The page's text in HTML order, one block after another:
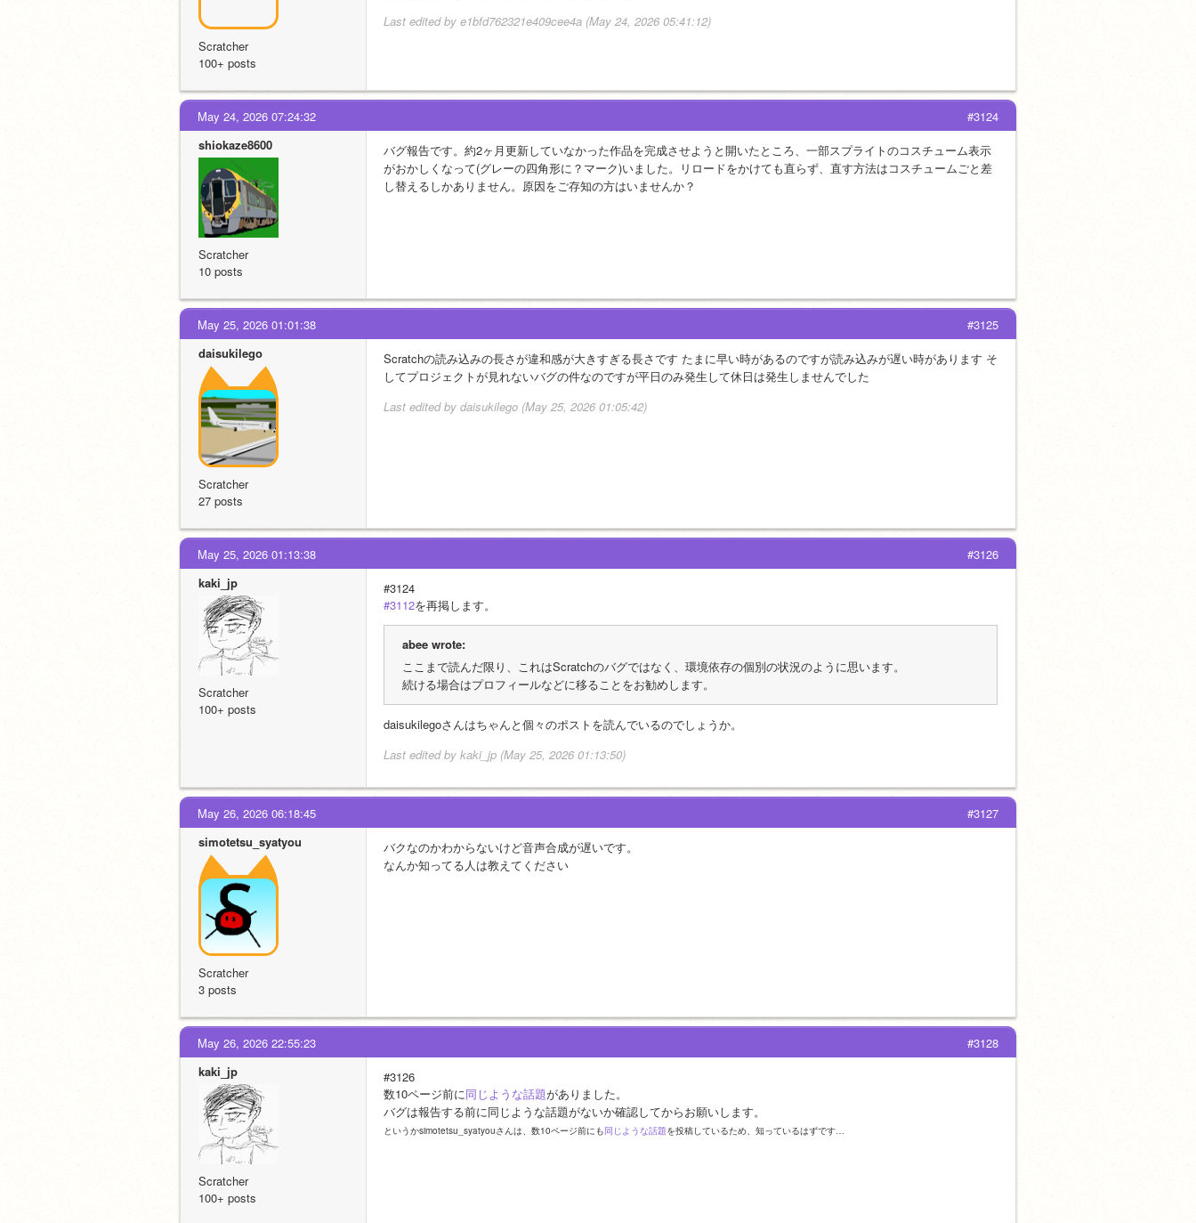
Scratcher
100+ posts
Last edited by e1bfd762321e409cee4a (May 24, 2026 05:41:12)
#3124
May 24, 2026 07:24:32
shiokaze8600
Scratcher
10 posts
バグ報告です。約2ヶ月更新していなかった作品を完成させようと開いたところ、一部スプライトのコスチューム表示
がおかしくなって(グレーの四角形に？マーク)いました。リロードをかけても直らず、直す方法はコスチュームごと差
し替えるしかありません。原因をご存知の方はいませんか？
#3125
May 25, 2026 01:01:38
daisukilego
Scratcher
27 posts
Scratchの読み込みの長さが違和感が大きすぎる長さです たまに早い時があるのですが読み込みが遅い時があります そ
してプロジェクトが見れないバグの件なのですが平日のみ発生して休日は発生しませんでした
Last edited by daisukilego (May 25, 2026 01:05:42)
#3126
May 25, 2026 01:13:38
kaki_jp
Scratcher
100+ posts
#3124
#3112を再掲します。
abee wrote:
ここまで読んだ限り、これはScratchのバグではなく、環境依存の個別の状況のように思います。
続ける場合はプロフィールなどに移ることをお勧めします。
daisukilegoさんはちゃんと個々のポストを読んでいるのでしょうか。
Last edited by kaki_jp (May 25, 2026 01:13:50)
#3127
May 26, 2026 06:18:45
simotetsu_syatyou
Scratcher
3 posts
バクなのかわからないけど音声合成が遅いです。
なんか知ってる人は教えてください
#3128
May 26, 2026 22:55:23
kaki_jp
Scratcher
100+ posts
#3126
数10ページ前に同じような話題がありました。
バグは報告する前に同じような話題がないか確認してからお願いします。
というかsimotetsu_syatyouさんは、数10ページ前にも同じような話題を投稿しているため、知っているはずです…